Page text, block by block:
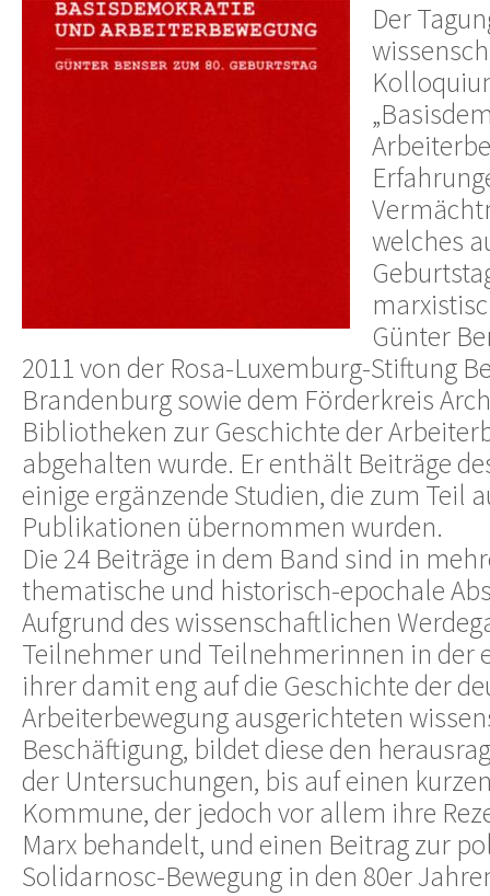
Der
welches
Günter
2011 von der Rosa-Luxemburg-Stiftung
Brandenburg sowie dem Förderkreis
Bibliotheken zur Geschichte der
abgehalten wurde. Er enthält Beiträge
einige ergänzende Studien, die zum Teil
Publikationen übernommen wurden.
Die 24 Beiträge in dem Band sind in
thematische und historisch-epochale
Aufgrund des wissenschaftlichen
Teilnehmer und Teilnehmerinnen in der
ihrer damit eng auf die Geschichte der
Arbeiterbewegung ausgerichteten
Beschäftigung, bildet diese den
der Untersuchungen, bis auf einen
Kommune, der jedoch vor allem ihre
Marx behandelt, und einen Beitrag zur
Solidarnosc-Bewegung in den 80er